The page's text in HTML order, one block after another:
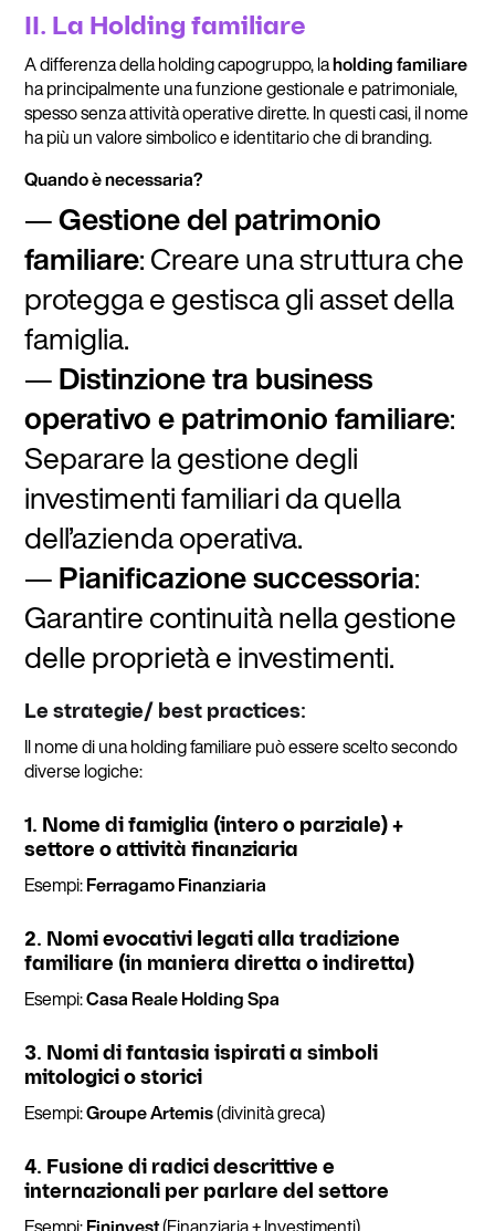
II. La Holding familiare
A differenza della holding capogruppo, laholding familiare
ha principalmente una funzione gestionale e patrimoniale,
spesso senza attività operative dirette. In questi casi, il nome
ha più un valore simbolico e identitario che di branding.
Quando è necessaria?
Gestione del patrimonio
familiare: Creare una struttura che
protegga e gestisca gli asset della
famiglia.
Distinzione tra business
operativo e patrimonio familiare:
Separare la gestione degli
investimenti familiari da quella
dell’azienda operativa.
Pianificazione successoria:
Garantire continuità nella gestione
delle proprietà e investimenti.
Le strategie/ best practices:
Il nome di una holding familiare può essere scelto secondo
diverse logiche:
1. Nome di famiglia (intero o parziale) +
settore o attività finanziaria
Esempi:Ferragamo Finanziaria
2. Nomi evocativi legati alla tradizione
familiare (in maniera diretta o indiretta)
Esempi:Casa Reale Holding Spa
3. Nomi di fantasia ispirati a simboli
mitologici o storici
Esempi:Groupe Artemis(divinità greca)
4. Fusione di radici descrittive e
internazionali per parlare del settore